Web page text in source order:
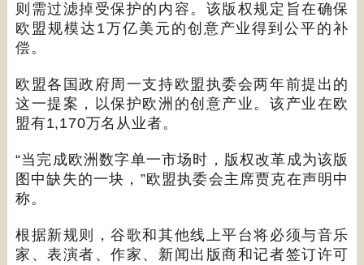
则需过滤掉受保护的内容。该版权规定旨在确保
欧盟规模达 1万亿美元的创意产业得到公平的补
偿。
欧盟各国政府周一支持欧盟执委会两年前提出的
这一提案，以保护欧洲的创意产业。该产业在欧
盟有1,170万名从业者。
“当完成欧洲数字单一市场时，版权改革成为该版
图中缺失的一块， ”欧盟执委会主席贾克在声明中
称。
根据新规则，谷歌和其他线上平台将必须与音乐
家、表演者、作家、新闻出版商和记者签订许可